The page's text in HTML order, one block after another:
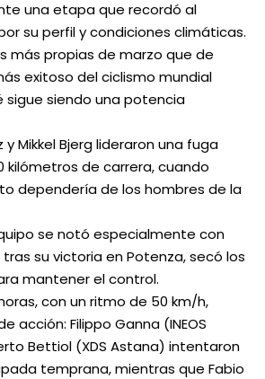
una etapa que recordó al
su perfil y condiciones climáticas.
más propias de marzo que de
exitoso del ciclismo mundial
siendo una potencia
Mikkel Bjerg lideraron una fuga
kilómetros de carrera, cuando
dependería de los hombres de la
se notó especialmente con
tras su victoria en Potenza, secó los
mantener el control.
con un ritmo de 50 km/h,
acción: Filippo Ganna (INEOS
Bettiol (XDS Astana) intentaron
temprana, mientras que Fabio